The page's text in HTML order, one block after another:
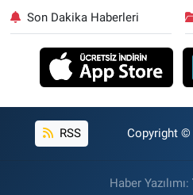
Son Dakika Haberleri
RSS Copyright ©
Haber Yazılımı: